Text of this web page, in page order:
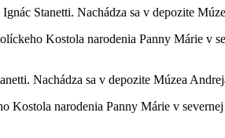
Stanetti. Nachádza sa v depozite
Kostola narodenia Panny Márie v
Nachádza sa v depozite Múzea
narodenia Panny Márie v